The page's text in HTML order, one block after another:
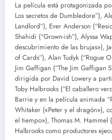
La película está protagonizada
Los secretos de Dumbledore”),
Landlord”), Ever Anderson
Shahidi (“Grown-ish”), Alyssa
descubrimiento de las brujas»),
of Cards”), Alan Tudyk (“Rogue
Jim Gaffigan (“The Jim Gaffigan
dirigida por David Lowery a
Toby Halbrooks (“El caballero
Barrie y en la película animada
Whitaker («Peter y el dragón»),
el tiempo»), Thomas M. Hammel
Halbrooks como productores